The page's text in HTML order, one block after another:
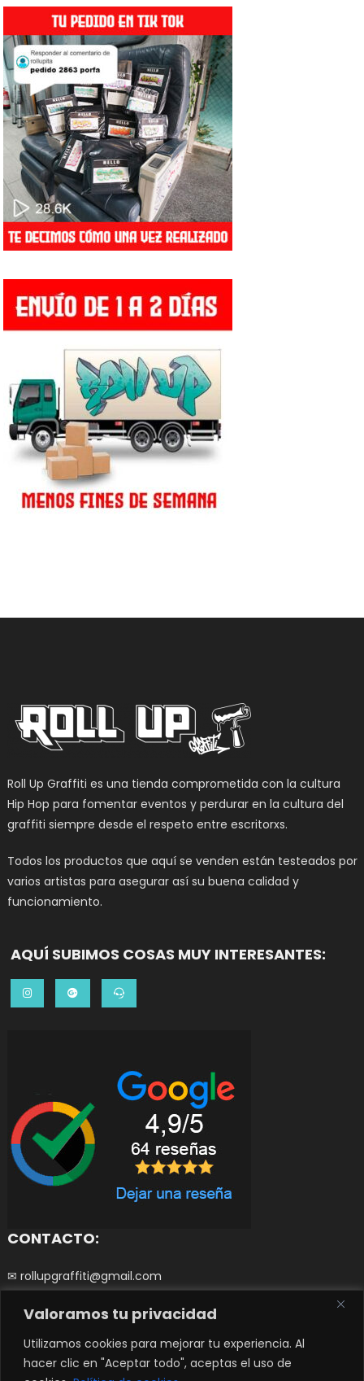
Valoramos tu privacidad
Utilizamos cookies para mejorar tu experiencia. Al
hacer clic en "Aceptar todo", aceptas el uso de
Roll Up Graffiti es una tienda comprometida con la cultura
Hip Hop para fomentar eventos y perdurar en la cultura del
graffiti siempre desde el respeto entre escritorxs.
Todos los productos que aquí se venden están testeados por
varios artistas para asegurar así su buena calidad y
funcionamiento.
AQUÍ SUBIMOS COSAS MUY INTERESANTES:
CONTACTO:
✉ rollupgraffiti@gmail.com
☎ 644252266